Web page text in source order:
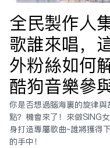
全民製作人
歌誰來唱，
外粉絲如何
酷狗音樂參
你是否想過腦海裏的旋律
點？機會來了！來做SING
身打造專屬歌曲~誰將獲得
的手中！